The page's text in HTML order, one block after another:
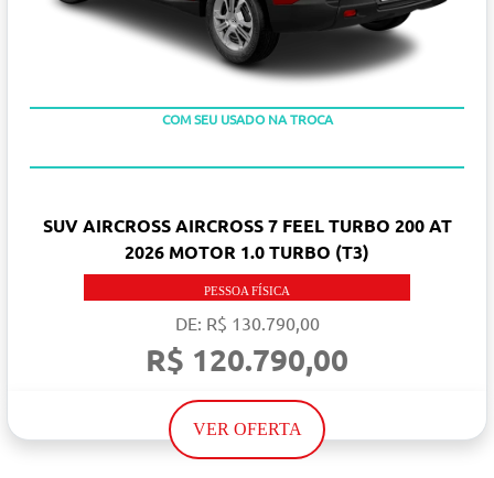
SUV AIRCROSS AIRCROSS 7 FEEL TURBO 200 AT
2026 MOTOR 1.0 TURBO (T3)
PESSOA FÍSICA
DE: R$ 130.790,00
R$ 120.790,00
VER OFERTA